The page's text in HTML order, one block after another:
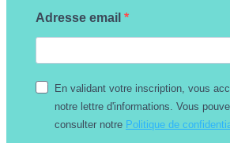
Adresse email
En validant votre inscription, vous
notre lettre d'informations. Vous
consulter notre Politique de